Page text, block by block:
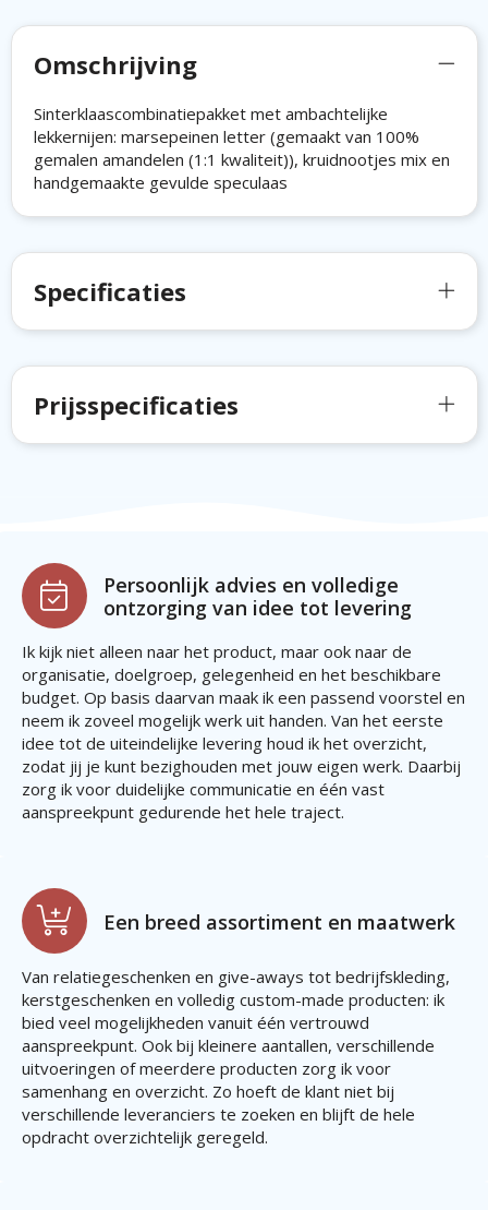
Omschrijving
Sinterklaascombinatiepakket met ambachtelijke
lekkernijen: marsepeinen letter (gemaakt van 100%
gemalen amandelen (1:1 kwaliteit)), kruidnootjes mix en
handgemaakte gevulde speculaas
Specificaties
Prijsspecificaties
Persoonlijk advies en volledige
ontzorging van idee tot levering
Ik kijk niet alleen naar het product, maar ook naar de
organisatie, doelgroep, gelegenheid en het beschikbare
budget. Op basis daarvan maak ik een passend voorstel en
neem ik zoveel mogelijk werk uit handen. Van het eerste
idee tot de uiteindelijke levering houd ik het overzicht,
zodat jij je kunt bezighouden met jouw eigen werk. Daarbij
zorg ik voor duidelijke communicatie en één vast
aanspreekpunt gedurende het hele traject.
Een breed assortiment en maatwerk
Van relatiegeschenken en give-aways tot bedrijfskleding,
kerstgeschenken en volledig custom-made producten: ik
bied veel mogelijkheden vanuit één vertrouwd
aanspreekpunt. Ook bij kleinere aantallen, verschillende
uitvoeringen of meerdere producten zorg ik voor
samenhang en overzicht. Zo hoeft de klant niet bij
verschillende leveranciers te zoeken en blijft de hele
opdracht overzichtelijk geregeld.